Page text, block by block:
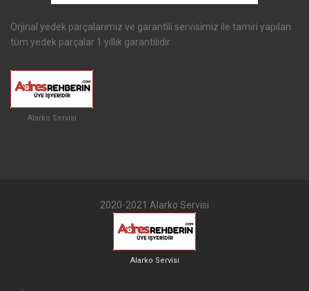
Orjinal yedek parçalarımız ve garantili servisimiz ile tamiri yapılan
tüm yedek parçalar 1 yıllık garantilidir.
Alarko Servisi
2020-2021 Alarko Servisi
Alarko Servisi